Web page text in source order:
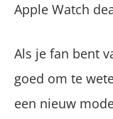
Apple Watch
Als je fan bent
goed om te
een nieuw